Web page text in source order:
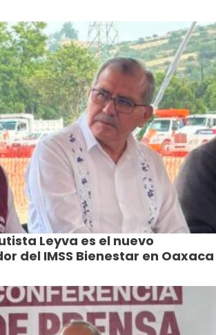
Leyva es el nuevo
del IMSS Bienestar en Oaxaca